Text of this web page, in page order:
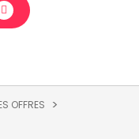
OFFRES